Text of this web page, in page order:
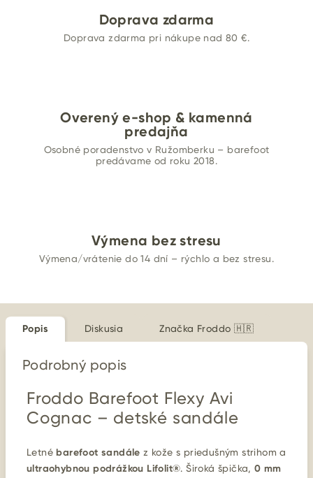
Doprava zdarma
Doprava zdarma pri nákupe nad 80 €.
Overený e-shop & kamenná
predajňa
Osobné poradenstvo v Ružomberku – barefoot
predávame od roku 2018.
Výmena bez stresu
Výmena/vrátenie do 14 dní – rýchlo a bez stresu.
Popis Diskusia Značka Froddo 🇭🇷
Podrobný popis
Froddo Barefoot Flexy Avi
Cognac – detské sandále
Letnébarefoot sandále z kože s priedušným strihom a
ultraohybnou podrážkou Lifolit®. Široká špička,0 mm